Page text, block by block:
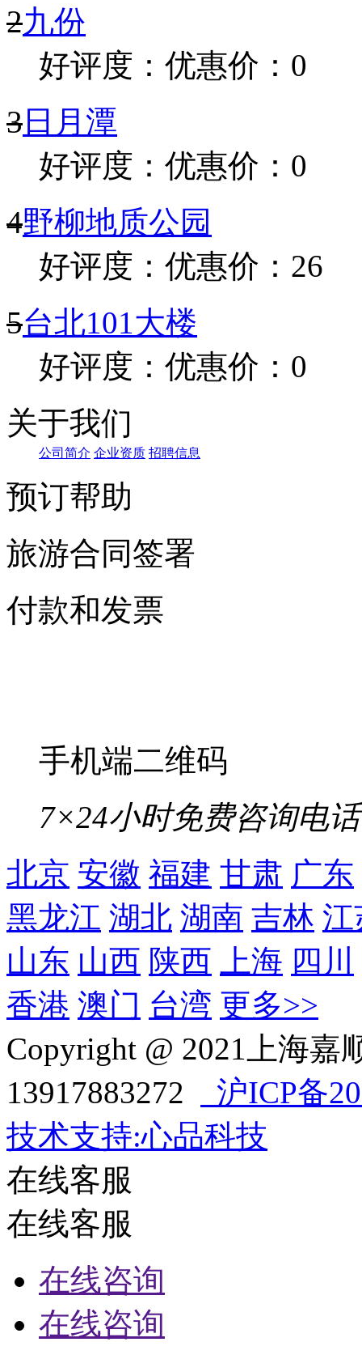
2九份
好评度： 优惠价：0
3 日月潭
好评度： 优惠价：0
4野柳地质公园
好评度： 优惠价：26
5台北101大楼
好评度： 优惠价：0
关于我们
公司简介 企业资质 招聘信息
预订帮助
旅游合同签署
付款和发票
手机端二维码
7×24小时免费咨询电话
北京 安徽 福建 甘肃 广东
黑龙江 湖北 湖南 吉林 江
山东 山西 陕西 上海 四川
香港 澳门 台湾 更多>>
Copyright @ 2021上海
13917883272
沪ICP备
技术支持:心品科技
在线客服
在线客服
在线咨询
在线咨询